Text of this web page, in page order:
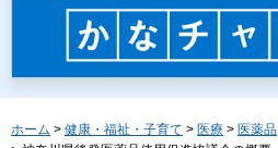
ホーム > 健康・福祉・子育て > 医療 > 医薬品